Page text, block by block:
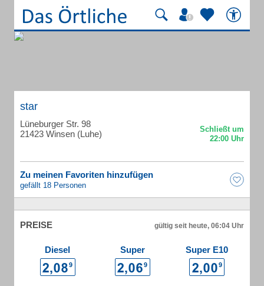
star
Lüneburger Str. 98
21423 Winsen (Luhe)
Zu meinen Favoriten hinzufügen
gefällt 18 Personen
PREISE gültig seit heute, 06:04 Uhr
Diesel Super Super E10